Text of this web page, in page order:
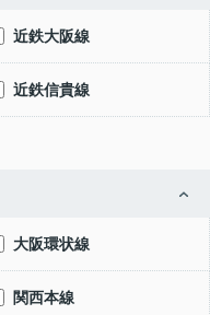
近鉄大阪線
近鉄信貴線
大阪環状線
関西本線